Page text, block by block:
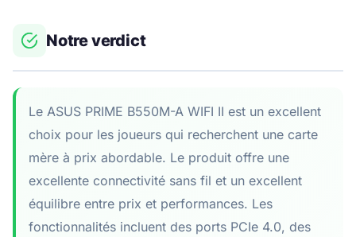
Notre verdict
Le ASUS PRIME B550M-A WIFI II est un excellent
choix pour les joueurs qui recherchent une carte
mère à prix abordable. Le produit offre une
excellente connectivité sans fil et un excellent
équilibre entre prix et performances. Les
fonctionnalités incluent des ports PCIe 4.0, des